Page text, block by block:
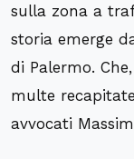
sulla zona a
storia emerge
di Palermo.
multe
avvocati